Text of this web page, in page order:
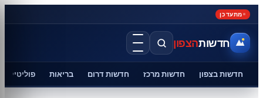
מתעדכן
חדשותהצפון
חדשות בצפון חדשות מרכז חדשות דרום בריאות פוליטיקה